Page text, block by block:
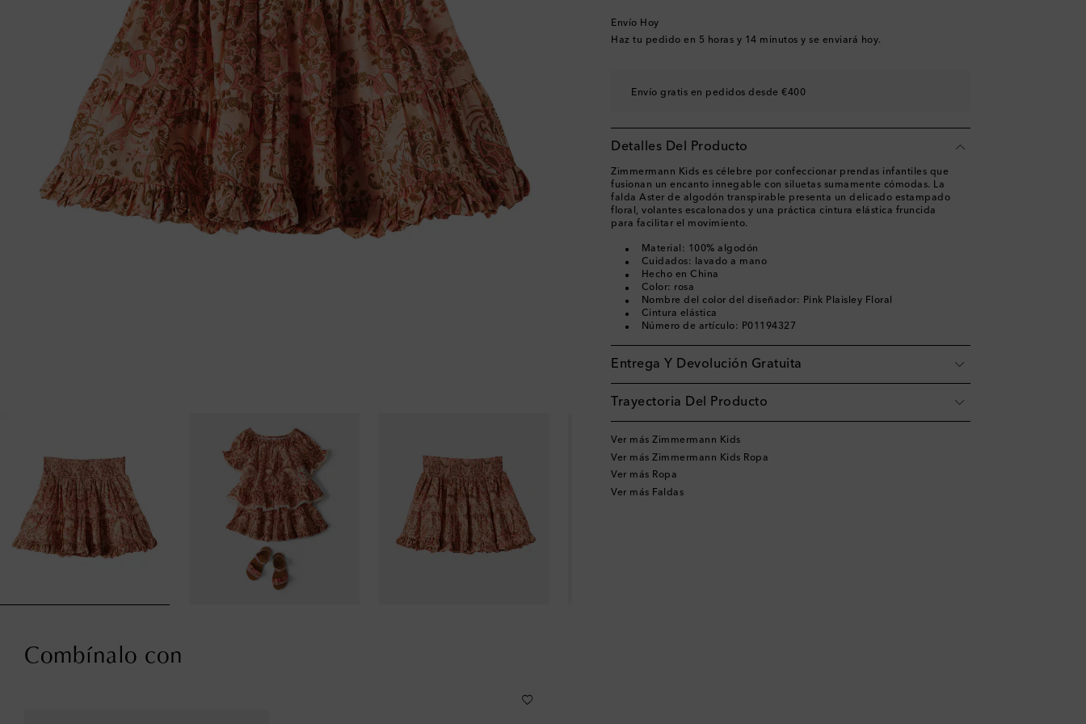
Envío Hoy
Haz tu pedido en 5 horas y 14 minutos y se enviará hoy.
Envío gratis en pedidos desde €400
Detalles Del Producto
Zimmermann Kids es célebre por confeccionar prendas infantiles que
fusionan un encanto innegable con siluetas sumamente cómodas. La
falda Aster de algodón transpirable presenta un delicado estampado
floral, volantes escalonados y una práctica cintura elástica fruncida
para facilitar el movimiento.
Material: 100% algodón
Cuidados: lavado a mano
Hecho en China
Color: rosa
Nombre del color del diseñador: Pink Plaisley Floral
Cintura elástica
Número de artículo: P01194327
Entrega Y Devolución Gratuita
Trayectoria Del Producto
Ver más Zimmermann Kids
Ver más Zimmermann Kids Ropa
Ver más Ropa
Ver más Faldas
Combínalo con